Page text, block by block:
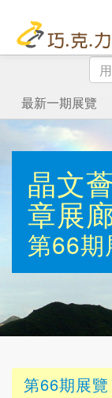
用
戶
號
碼
最新一期展覽
晶文
章展
第66期
第66期展